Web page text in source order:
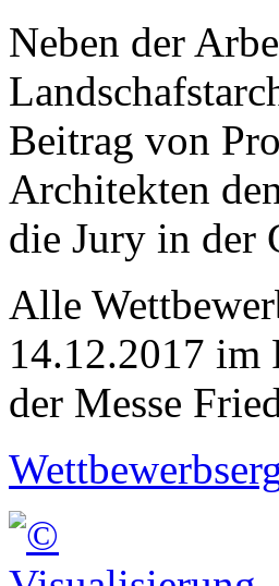
Neben der
Beitrag von
Architekten
die Jury in der
Alle
14.12.2017 im
der Messe